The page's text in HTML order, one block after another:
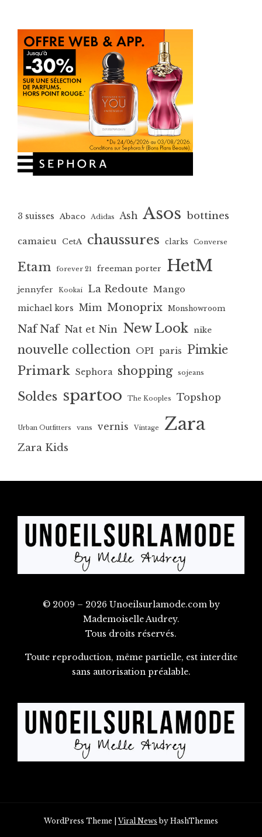
3 suisses Abaco Adidas Ash Asos bottines
camaieu CetA chaussures clarks Converse
Etam forever 21 freeman porter HetM
jennyfer Kookai La Redoute Mango
michael kors Mim Monoprix Monshowroom
Naf Naf Nat et Nin New Look nike
nouvelle collection OPI paris Pimkie
Primark Sephora shopping sojeans
Soldes spartoo The Kooples Topshop
Urban Outfitters vans vernis Vintage Zara
Zara Kids
© 2009 – 2026 Unoeilsurlamode.com by
Mademoiselle Audrey.
Tous droits réservés.
Toute reproduction, même partielle, est interdite
sans autorisation préalable.
WordPress Theme |Viral News by HashThemes